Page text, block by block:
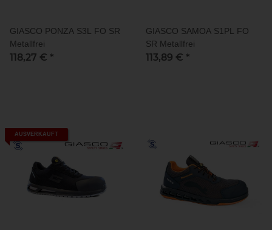
GIASCO PONZA S3L FO SR
Metallfrei
118,27 € *
GIASCO SAMOA S1PL FO
SR Metallfrei
113,89 € *
AUSVERKAUFT